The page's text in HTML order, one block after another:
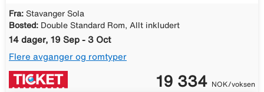
Fra: Stavanger Sola
Bosted: Double Standard Rom, Allt inkludert
14 dager, 19 Sep - 3 Oct
Flere avganger og romtyper
19 334 NOK/voksen